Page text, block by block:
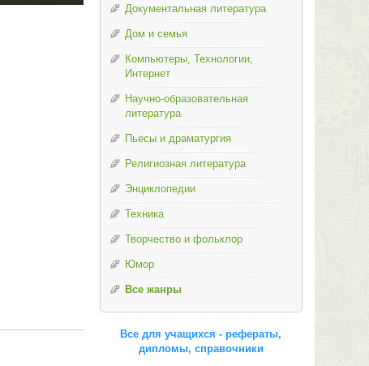
Документальная литература
Дом и семья
Компьютеры, Технологии,
Интернет
Научно-образовательная
литература
Пьесы и драматургия
Религиозная литература
Энциклопедии
Техника
Творчество и фольклор
Юмор
Все жанры
Все для учащихся - рефераты,
дипломы, справочники